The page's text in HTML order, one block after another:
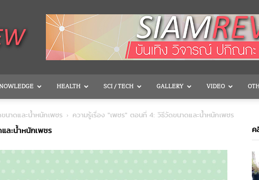
HEALTH SCI / TECH GALLERY VIDEO
นาดและน้ำหนักเพชร ความรู้เรื่อง "เพชร" ตอนที่ 4: วิธีวัดขนาดและน้ำหนักเพชร
ละน้ำหนักเพชร ค